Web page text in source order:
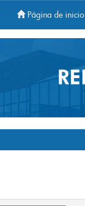
Página de inicio